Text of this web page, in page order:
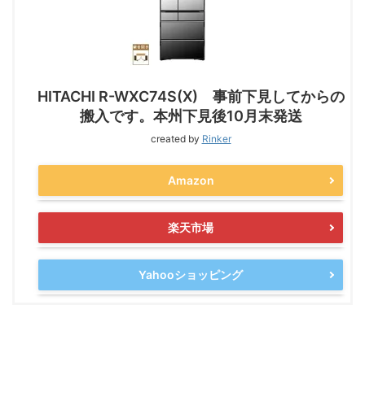
HITACHI R-WXC74S(X) 事前下見してからの
搬入です。本州下見後10月末発送
created by Rinker
Amazon
楽天市場
Yahooショッピング